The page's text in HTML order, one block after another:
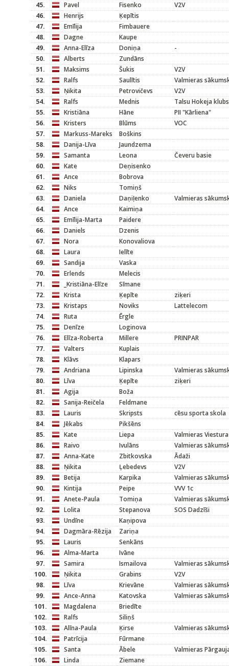
45.
Pavel Fisenko
V2V
46.
Henrijs
Ķepītis
47.
Emīlija
Fimbauere
48.
Dagne
Kaupe
49.
Anna-Elīza Doniņa
-
50.
Alberts
Zundāns
51.
Maksims Šukis
V2V
52.
Ralfs Saulītis
Valmieras
53.
Ņikita Petrovičevs
V2V
54.
Ralfs Mednis
Talsu Hokeja klubs
55.
Kristiāna Hāne
PII "Kārliena"
56.
Kristers Blūms
VOC
57.
Markuss-Mareks
Boškins
58.
Danija-Līva
Jaundzema
59.
Samanta Leona
Čeveru basie
60.
Kate
Deņisenko
61.
Ance
Bobrova
62.
Niks
Tomiņš
63.
Daniela Daņiļenko
Valmieras
64.
Ance
Kaimiņa
65.
Emīlija-Marta
Paidere
66.
Daniels
Dzenis
67.
Nora
Konovaliova
68.
Laura
Ielīte
69.
Sandija
Vaska
70.
Erlends
Melecis
71.
_Kristiāna-Elīze
Sīmane
72.
Krista Ķepīte
ziķeri
73.
Kristaps Noviks
Lattelecom
74.
Ruta
Ērgle
75.
Denīze
Loginova
76.
Elīza-Roberta Millere
PRINPAR
77.
Valters
Kuplais
78.
Klāvs
Klapars
79.
Andriana Lipinska
Valmieras
80.
Līva Ķepīte
ziķeri
81.
Agija
Boža
82.
Sanija-Reičela
Feldmane
83.
Lauris Skripsts
cēsu sporta skola
84.
Jēkabs
Pikšēns
85.
Kate Liepa
Valmieras
86.
Raivo Ivulāns
Valmieras
87.
Anna-Kate Zbitkovska
Ādaži
88.
Ņikita Ļebedevs
V2V
89.
Betija Karpika
Valmieras
90.
Kintija Peipe
VVV 1c
91.
Anete-Paula Tomiņa
Valmieras
92.
Lolita Stepanova
SOS Dadzīši
93.
Undīne
Kaņipova
94.
Dagmāra-Rēzija
Zariņa
95.
Lauris
Senkāns
96.
Alma-Marta
Ivāne
97.
Samira Ismailova
Valmieras
100.
Ņikita Grabins
V2V
98.
Līva Krievāne
Valmieras
99.
Ance-Anna Katovska
Valmieras
101.
Magdalena
Briedīte
102.
Ralfs
Siliņš
103.
Alīna-Paula Ķirse
Valmieras
104.
Patrīcija
Fūrmane
105.
Santa Ābele
Valmieras
106.
Linda
Ziemane